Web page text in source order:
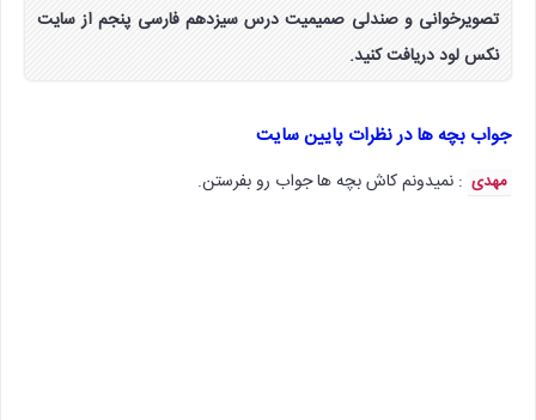
تصویرخوانی و صندلی صمیمیت درس سیزدهم فارسی پنجم از سایت
نکس لود دریافت کنید.
جواب بچه ها در نظرات پایین سایت
مهدی : نمیدونم کاش بچه ها جواب رو بفرستن.